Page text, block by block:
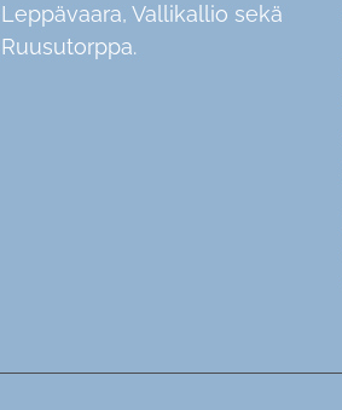
Leppävaara, Vallikallio sekä
Ruusutorppa.